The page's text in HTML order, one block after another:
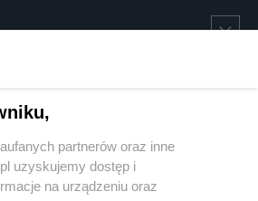
partnerów oraz inne
uzyskujemy dostęp i
na urządzeniu oraz